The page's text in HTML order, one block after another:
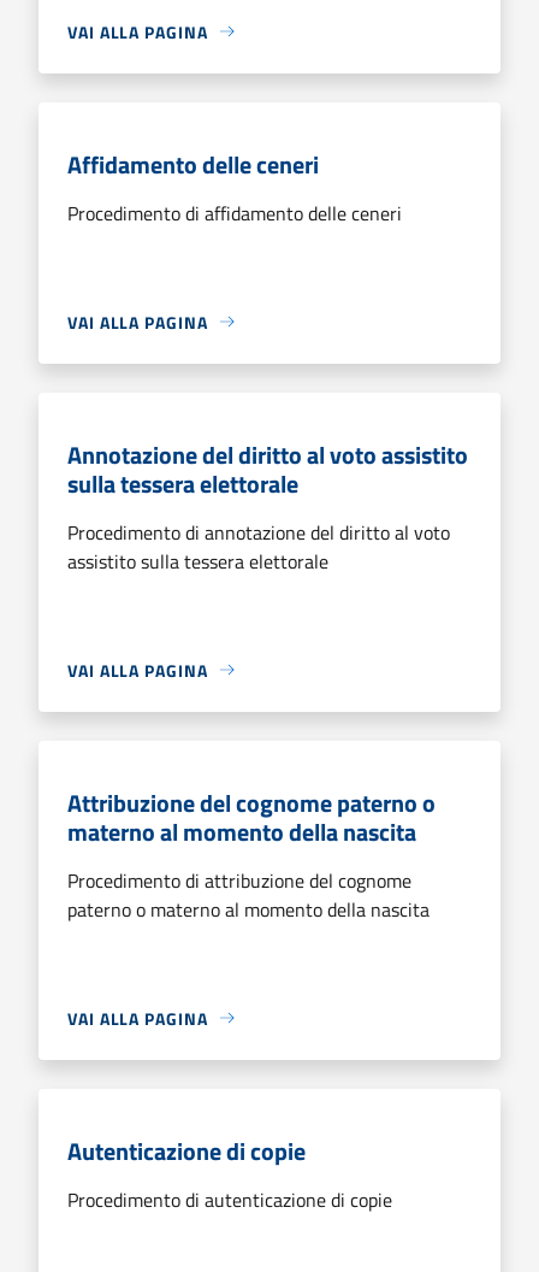
VAI ALLA PAGINA
Affidamento delle ceneri
Procedimento di affidamento delle ceneri
VAI ALLA PAGINA
Annotazione del diritto al voto assistito
sulla tessera elettorale
Procedimento di annotazione del diritto al voto
assistito sulla tessera elettorale
VAI ALLA PAGINA
Attribuzione del cognome paterno o
materno al momento della nascita
Procedimento di attribuzione del cognome
paterno o materno al momento della nascita
VAI ALLA PAGINA
Autenticazione di copie
Procedimento di autenticazione di copie